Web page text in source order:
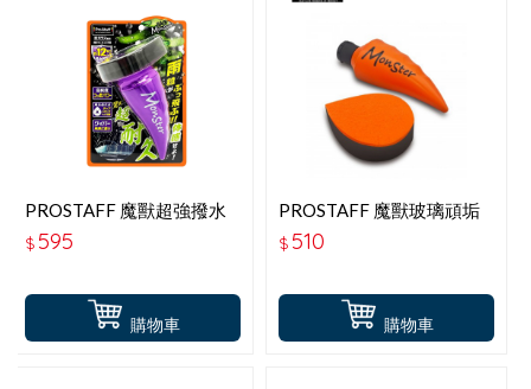
購物車
PROSTAFF 魔獸超強撥水
鍍膜劑 A-71
$ 595
購物車
PROSTAFF 魔獸玻璃頑垢
油膜清潔劑 A-75
$ 510